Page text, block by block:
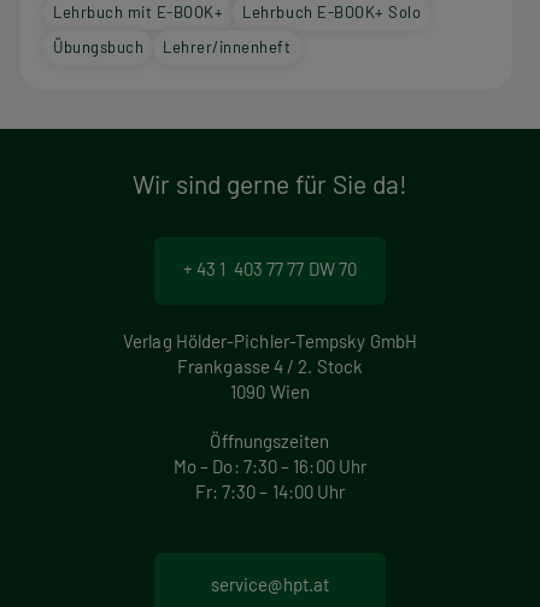
Lehrbuch mit E-BOOK+
Lehrbuch E-BOOK+ Solo
Übungsbuch
Lehrer/innenheft
Wir sind gerne für Sie da!
+ 43 1 403 77 77 DW 70
Verlag Hölder-Pichler-Tempsky GmbH
Frankgasse 4 / 2. Stock
1090 Wien
Öffnungszeiten
Mo – Do: 7:30 – 16:00 Uhr
Fr: 7:30 – 14:00 Uhr
service@hpt.at